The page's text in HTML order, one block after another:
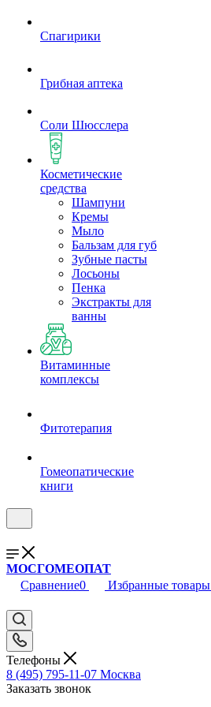
Спагирики
Грибная аптека
Соли Шюсслера
Косметические
средства
Шампуни
Кремы
Мыло
Бальзам для губ
Зубные пасты
Лосьоны
Пенка
Экстракты для
ванны
Витаминные
комплексы
Фитотерапия
Гомеопатические
книги
МОСГОМЕОПАТ
Сравнение0 Избранные товары
Телефоны
8 (495) 795-11-07 Москва
Заказать звонок